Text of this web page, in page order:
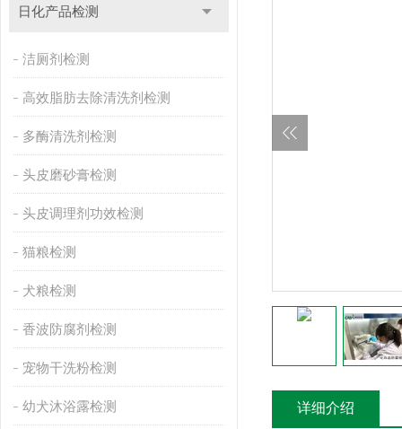
日化产品检测
洁厕剂检测
高效脂肪去除清洗剂检测
多酶清洗剂检测
头皮磨砂膏检测
头皮调理剂功效检测
猫粮检测
犬粮检测
香波防腐剂检测
宠物干洗粉检测
幼犬沐浴露检测 详细介绍